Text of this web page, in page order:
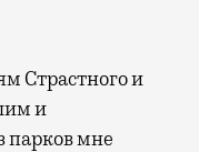
Страстного и
и
парков мне